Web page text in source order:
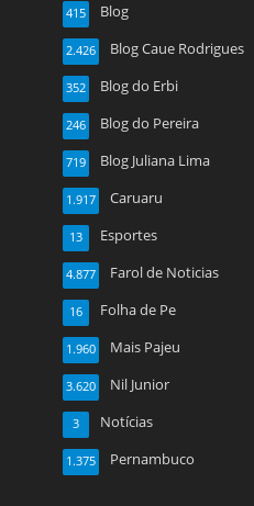
Blog
415
Blog Caue Rodrigues
2.426
Blog do Erbi
352
Blog do Pereira
246
Blog Juliana Lima
719
Caruaru
1.917
Esportes
13
Farol de Noticias
4.877
Folha de Pe
16
Mais Pajeu
1.960
Nil Junior
3.620
Notícias
3
Pernambuco
1.375